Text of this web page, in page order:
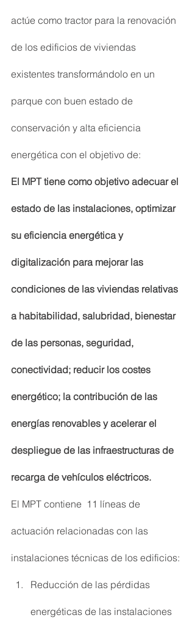
actúe como tractor para la renovación
de los edificios de viviendas
existentes transformándolo en un
parque con buen estado de
conservación y alta eficiencia
energética con el objetivo de:
El MPT tiene como objetivo adecuar el
estado de las instalaciones, optimizar
su eficiencia energética y
digitalización para mejorar las
condiciones de las viviendas relativas
a habitabilidad, salubridad, bienestar
de las personas, seguridad,
conectividad; reducir los costes
energético; la contribución de las
energías renovables y acelerar el
despliegue de las infraestructuras de
recarga de vehículos eléctricos.
El MPT contiene  11 líneas de
actuación relacionadas con las
instalaciones técnicas de los edificios:
Reducción de las pérdidas
energéticas de las instalaciones